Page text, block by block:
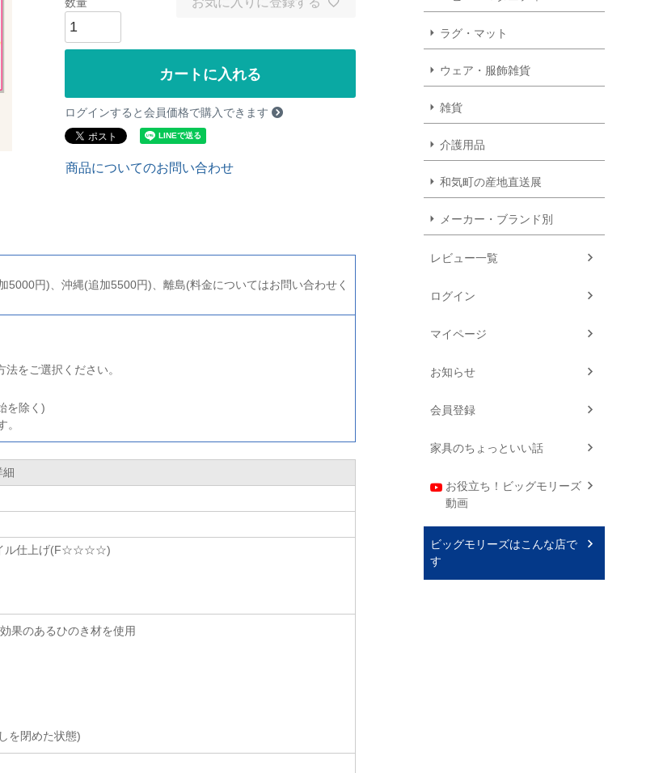
カートに入れる
ログインすると会員価格で購入できます
商品についてのお問い合わせ
円)、沖縄(追加5500円)、離島(料金についてはお問い合わせく
をご選択ください。
を除く)
細
イル仕上げ(F☆☆☆☆)
果のあるひのき材を使用
を閉めた状態)
ラグ・マット
ウェア・服飾雑貨
雑貨
介護用品
和気町の産地直送展
メーカー・ブランド別
レビュー一覧
ログイン
マイページ
お知らせ
会員登録
家具のちょっといい話
お役立ち！ビッグモリーズ
動画
ビッグモリーズはこんな店で
す